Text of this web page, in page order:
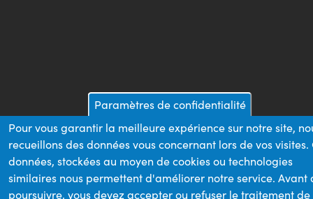
Paramètres de confidentialité
Pour vous garantir la meilleure expérience sur notre site,
recueillons des données vous concernant lors de vos visites.
données, stockées au moyen de cookies ou technologies
similaires nous permettent d'améliorer notre service. Avant
poursuivre, vous devez accepter ou refuser le traitement de